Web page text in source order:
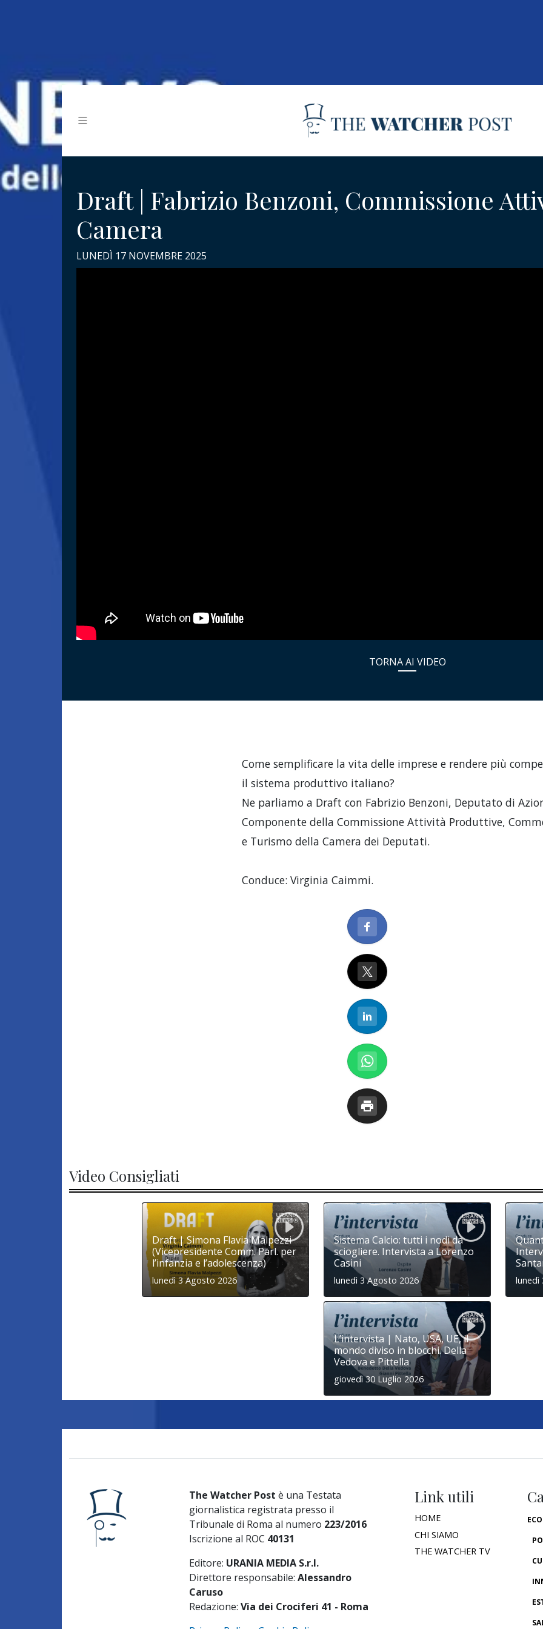
Draft | Fabrizio Benzoni, Commissione
Camera
LUNEDÌ 17 NOVEMBRE 2025
TORNA AI VIDEO
Come semplificare la vita delle imprese e rendere più
il sistema produttivo italiano?
Ne parliamo a Draft con Fabrizio Benzoni, Deputato di
Componente della Commissione Attività Produttive,
e Turismo della Camera dei Deputati.
Conduce: Virginia Caimmi.
Video Consigliati
Draft | Simona Flavia Malpezzi
(Vicepresidente Comm. Parl. per
l’infanzia e l’adolescenza)
lunedì 3 Agosto 2026
Sistema Calcio: tutti i nodi da
sciogliere. Intervista a Lorenzo
Casini
lunedì 3 Agosto 2026 lunedì
L’intervista | Nato, USA, UE, il
mondo diviso in blocchi. Della
Vedova e Pittella
giovedì 30 Luglio 2026
The Watcher Post è una Testata
giornalistica registrata presso il
Tribunale di Roma al numero 223/2016
Iscrizione al ROC 40131
Editore: URANIA MEDIA S.r.l.
Direttore responsabile: Alessandro
Caruso
Redazione: Via dei Crociferi 41 - Roma
Link utili
HOME
CHI SIAMO
THE WATCHER TV